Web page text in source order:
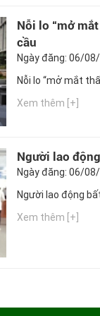
Nỗi lo “mở
cầu
Ngày đăng: 06/
Nỗi lo “mở mắt
Xem thêm [+]
Người lao
Ngày đăng: 06/
Người lao động
Xem thêm [+]